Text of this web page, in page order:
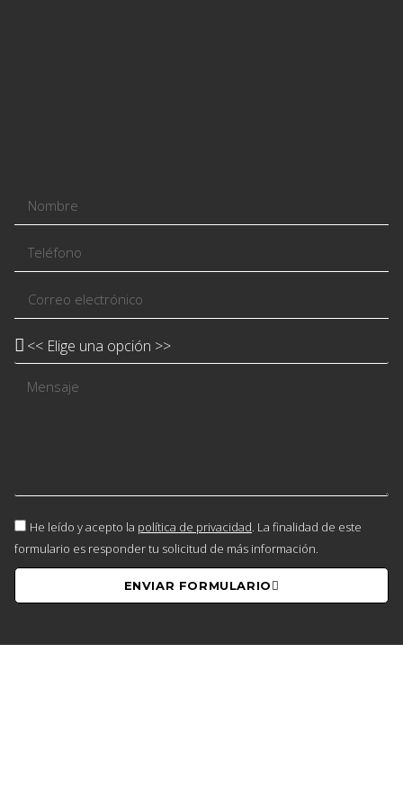
He leído y acepto la política de privacidad. La finalidad de este
formulario es responder tu solicitud de más información.
ENVIAR FORMULARIO